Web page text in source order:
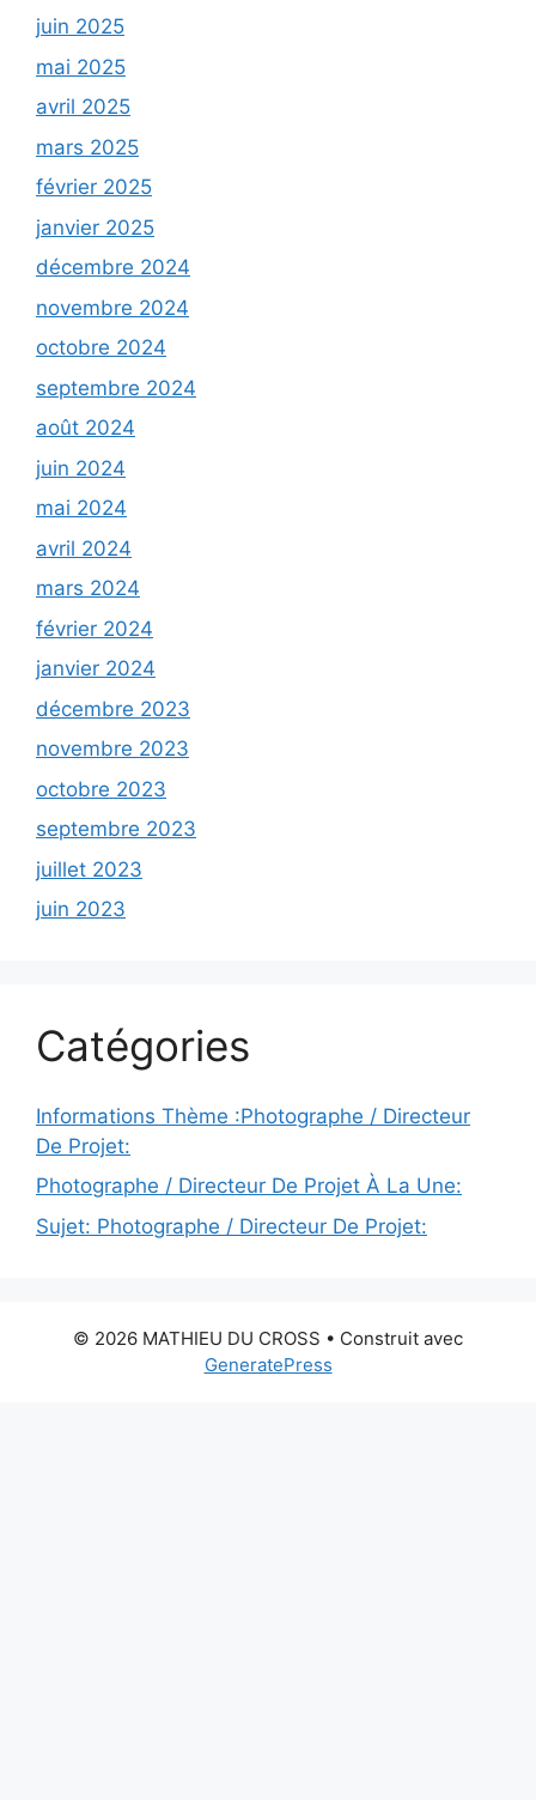
juin 2025
mai 2025
avril 2025
mars 2025
février 2025
janvier 2025
décembre 2024
novembre 2024
octobre 2024
septembre 2024
août 2024
juin 2024
mai 2024
avril 2024
mars 2024
février 2024
janvier 2024
décembre 2023
novembre 2023
octobre 2023
septembre 2023
juillet 2023
juin 2023
Catégories
Informations Thème :Photographe / Directeur
De Projet:
Photographe / Directeur De Projet À La Une:
Sujet: Photographe / Directeur De Projet:
© 2026 MATHIEU DU CROSS • Construit avec
GeneratePress